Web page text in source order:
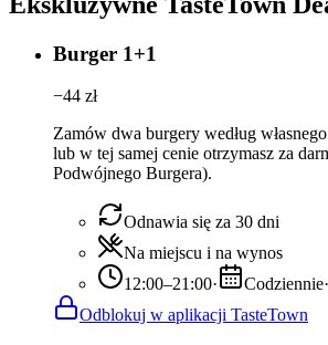
Burger 1+1
−44 zł
Zamów dwa burgery według
lub w tej samej cenie otrzymasz za
Podwójnego Burgera).
Odnawia się za 30 dni
Na miejscu i na wynos
12:00–21:00· Codziennie·
Odblokuj w aplikacji TasteTown